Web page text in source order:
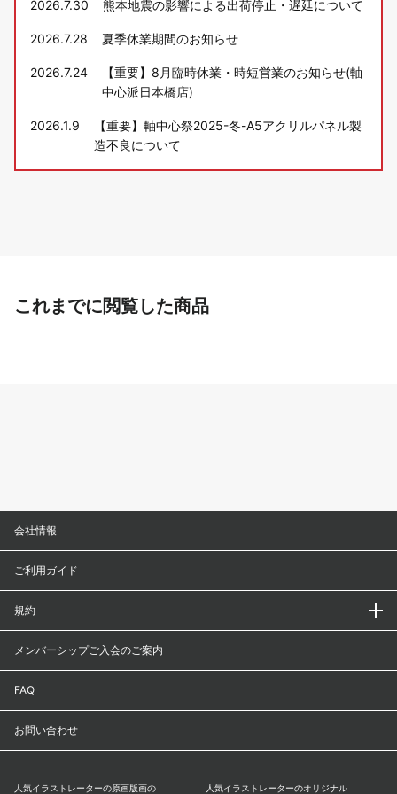
2026.7.30 熊本地震の影響による出荷停止・遅延について
2026.7.28 夏季休業期間のお知らせ
2026.7.24
【重要】8月臨時休業・時短営業のお知らせ(軸
中心派日本橋店)
2026.1.9
【重要】軸中心祭2025-冬-A5アクリルパネル製
造不良について
これまでに閲覧した商品
人気イラストレーターの原画版画の 人気イラストレーターのオリジナル
会社情報
ご利用ガイド
規約
メンバーシップご入会のご案内
FAQ
お問い合わせ